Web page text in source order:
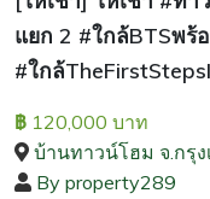
แยก 2 #ใกล้BTSพร้
#ใกล้
฿ 120,000 บาท
บ้านทาวน์โฮม จ.กรุ
By property289